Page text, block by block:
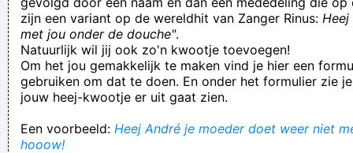
zijn een variant op de wereldhit van Zanger Rinus:
met jou onder de douche".
Natuurlijk wil jij ook zo'n kwootje toevoegen!
Om het jou gemakkelijk te maken vind je hier een
gebruiken om dat te doen. En onder het formulier zie
jouw heej-kwootje er uit gaat zien.
Een voorbeeld: Heej André je moeder doet weer niet
hooow!